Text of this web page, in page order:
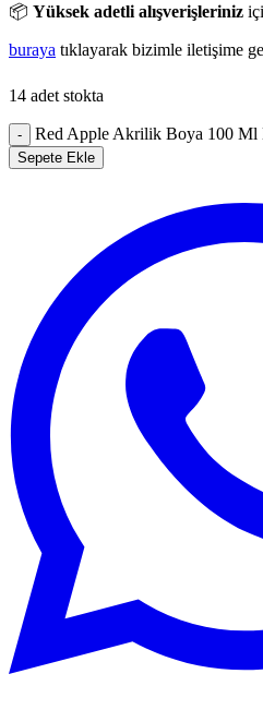
📦 Yüksek adetli alışverişleriniz
buraya tıklayarak bizimle iletişime
14 adet stokta
- Red Apple Akrilik Boya 100 Ml
Sepete Ekle